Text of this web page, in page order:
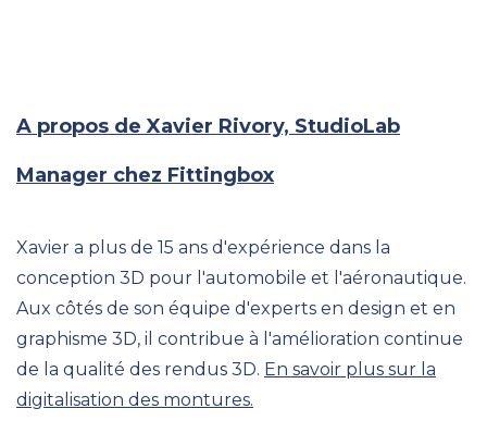
A propos de Xavier Rivory, StudioLab
Manager chez Fittingbox
Xavier a plus de 15 ans d'expérience dans la
conception 3D pour l'automobile et l'aéronautique.
Aux côtés de son équipe d'experts en design et en
graphisme 3D, il contribue à l'amélioration continue
de la qualité des rendus 3D. En savoir plus sur la
digitalisation des montures.